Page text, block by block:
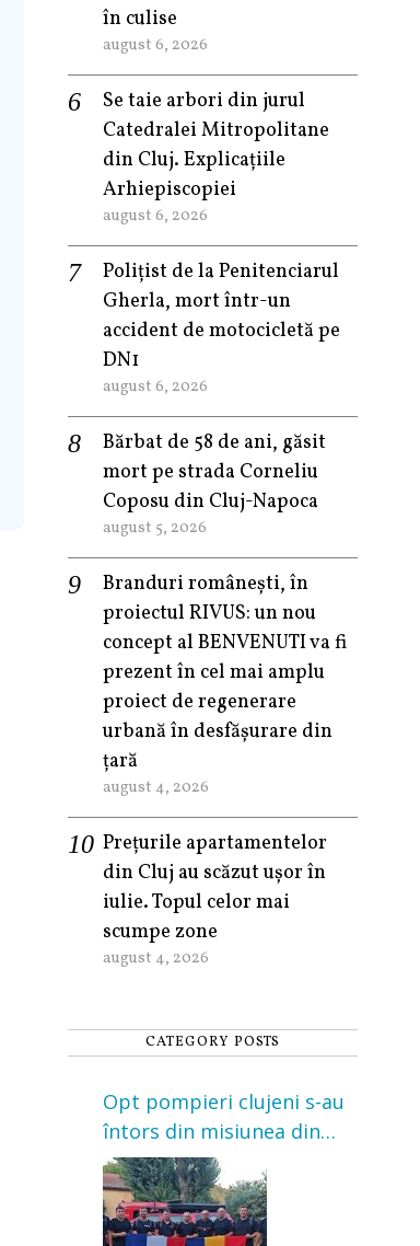
în culise
august 6, 2026
Se taie arbori din jurul
Catedralei Mitropolitane
din Cluj. Explicațiile
Arhiepiscopiei
august 6, 2026
Polițist de la Penitenciarul
Gherla, mort într-un
accident de motocicletă pe
DN1
august 6, 2026
Bărbat de 58 de ani, găsit
mort pe strada Corneliu
Coposu din Cluj-Napoca
august 5, 2026
Branduri românești, în
proiectul RIVUS: un nou
concept al BENVENUTI va fi
prezent în cel mai amplu
proiect de regenerare
urbană în desfășurare din
țară
august 4, 2026
Prețurile apartamentelor
din Cluj au scăzut ușor în
iulie. Topul celor mai
scumpe zone
august 4, 2026
CATEGORY POSTS
Opt pompieri clujeni s-au
întors din misiunea din
Franța. Au intervenit la
incendii de vegetație și
pădure